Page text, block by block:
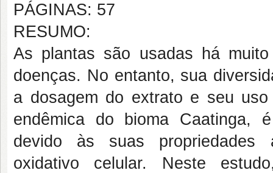
PÁGINAS: 57
RESUMO:
As plantas são usadas há
doenças. No entanto, sua
a dosagem do extrato e seu
endêmica do bioma Caatinga,
devido às suas propriedades
oxidativo celular. Neste